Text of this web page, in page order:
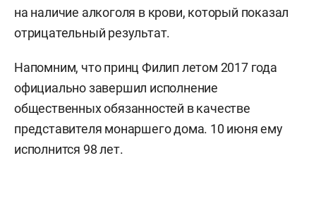
на наличие алкоголя в крови, который показал
отрицательный результат.
Напомним, что принц Филип летом 2017 года
официально завершил исполнение
общественных обязанностей в качестве
представителя монаршего дома. 10 июня ему
исполнится 98 лет.